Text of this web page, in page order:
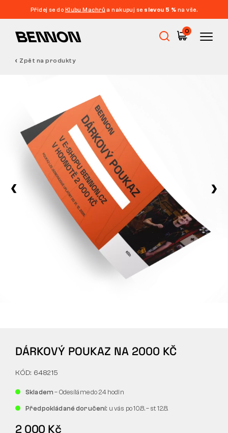
Přidej se do Klubu Machrů a nakupuj se slevou 5 % na vše.
0
Pracovní obuv
Barefoot
Outdoor
Volnočasová obuv
O NÁS
ČLÁNKY
PRODEJNA S BISTREM
Zpět na produkty
DÁRKOVÝ POUKAZ NA 2000 KČ
KÓD: 648215
Skladem– Odesíláme do 24 hodin
Předpokládané doručení: u vás po 10.8. – st 12.8.
2 000 Kč